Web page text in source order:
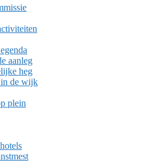
aanleg
heg
in de wijk
plein